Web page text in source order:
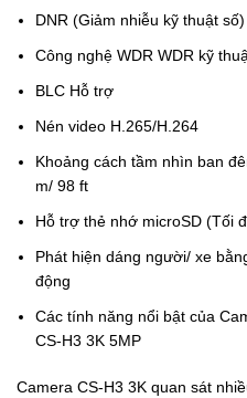
DNR (Giảm nhiễu kỹ thuật
Công nghệ WDR WDR kỹ
BLC Hỗ trợ
Nén video H.265/H.264
Khoảng cách tầm nhìn ban
m/ 98 ft
Hỗ trợ thẻ nhớ microSD (Tối
Phát hiện dáng người/ xe
động
Các tính năng nổi bật của
CS-H3 3K 5MP
Camera CS-H3 3K quan sát